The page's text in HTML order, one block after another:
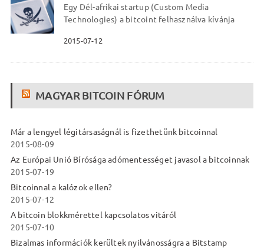
Egy Dél-afrikai startup (Custom Media
Technologies) a bitcoint felhasználva kívánja
2015-07-12
MAGYAR BITCOIN FÓRUM
Már a lengyel légitársaságnál is fizethetünk bitcoinnal
2015-08-09
Az Európai Unió Bírósága adómentességet javasol a bitcoinnak
2015-07-19
Bitcoinnal a kalózok ellen?
2015-07-12
A bitcoin blokkmérettel kapcsolatos vitáról
2015-07-10
Bizalmas információk kerültek nyilvánosságra a Bitstamp